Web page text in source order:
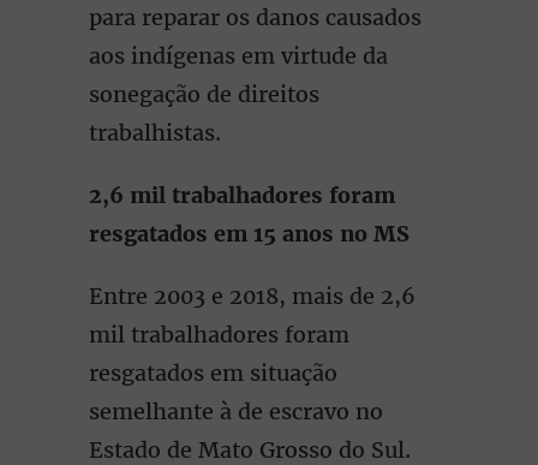
para reparar os danos causados
aos indígenas em virtude da
sonegação de direitos
trabalhistas.
2,6 mil trabalhadores foram
resgatados em 15 anos no MS
Entre 2003 e 2018, mais de 2,6
mil trabalhadores foram
resgatados em situação
semelhante à de escravo no
Estado de Mato Grosso do Sul.